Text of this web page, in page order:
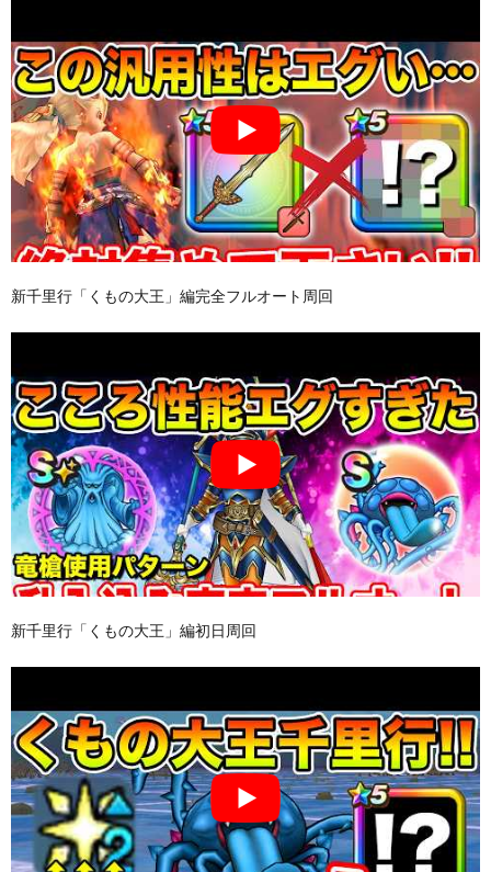
新千里行「くもの大王」編完全フルオート周回
新千里行「くもの大王」編初日周回